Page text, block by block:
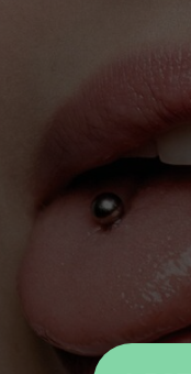
А ВОТ ТУТ